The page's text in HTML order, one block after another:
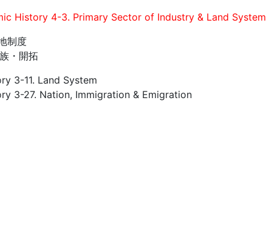
History 4-3. Primary Sector of Industry & Land System
制度
・開拓
3-11. Land System
3-27. Nation, Immigration & Emigration